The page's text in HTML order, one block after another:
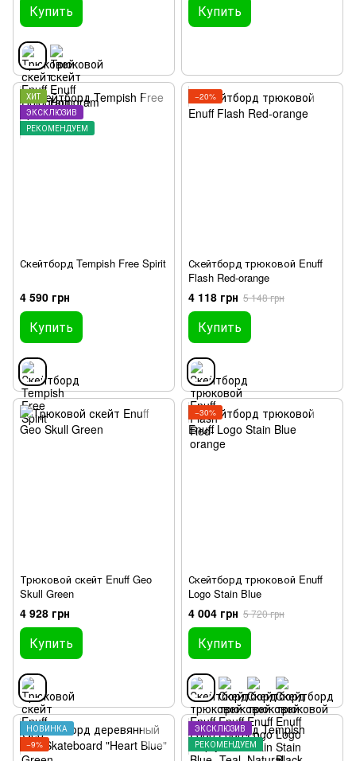
Купить Купить
ХИТ
ЭКСКЛЮЗИВ
РЕКОМЕНДУЕМ
Скейтборд Tempish Free Spirit
4 590 грн
Купить
−20%
Скейтборд трюковой Enuff
Flash Red-orange
4 118 грн 5 148 грн
Купить
Трюковой скейт Enuff Geo
Skull Green
4 928 грн
Купить
−30%
Скейтборд трюковой Enuff
Logo Stain Blue
4 004 грн 5 720 грн
Купить
НОВИНКА
−9%
ЭКСКЛЮЗИВ
РЕКОМЕНДУЕМ